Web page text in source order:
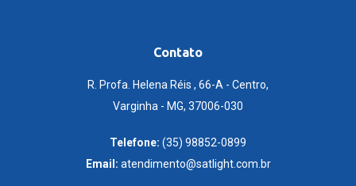
Contato
R. Profa. Helena Réis , 66-A - Centro,
Varginha - MG, 37006-030
Telefone: (35) 98852-0899
Email: atendimento@satlight.com.br